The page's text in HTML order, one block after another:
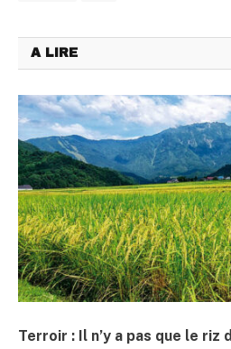
A LIRE
Terroir : Il n’y a pas que le riz